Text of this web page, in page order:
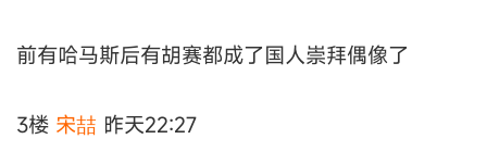
前有哈马斯后有胡赛都成了国人崇拜偶像了
3楼 宋喆 昨天22:27